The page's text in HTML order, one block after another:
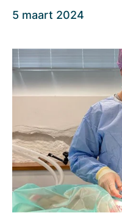
5 maart 2024